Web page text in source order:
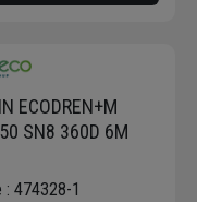
ECODREN+M
SN8 360D 6M
: 474328-1